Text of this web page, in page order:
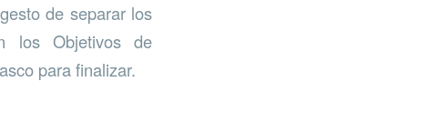
de separar los
los Objetivos de
para finalizar.